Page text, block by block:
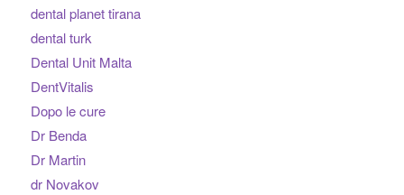
dental planet tirana
dental turk
Dental Unit Malta
DentVitalis
Dopo le cure
Dr Benda
Dr Martin
dr Novakov